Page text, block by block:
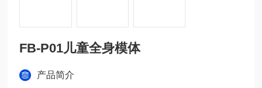
FB-P01儿童全身模体
产品简介